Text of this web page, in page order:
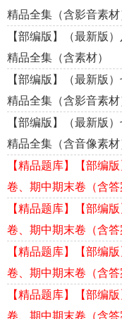
精品全集（含影音素材
【部编版】（最新版
精品全集（含素材）
【部编版】（最新版
精品全集（含影音素材
【部编版】（最新版
精品全集（含音像素材
【精品题库】【部编
卷、期中期末卷（含答
【精品题库】【部编
卷、期中期末卷（含答
【精品题库】【部编
卷、期中期末卷（含答
【精品题库】【部编
卷、期中期末卷（含答